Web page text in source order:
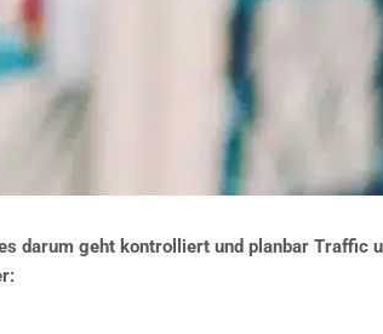
darum geht kontrolliert und planbar Traffic